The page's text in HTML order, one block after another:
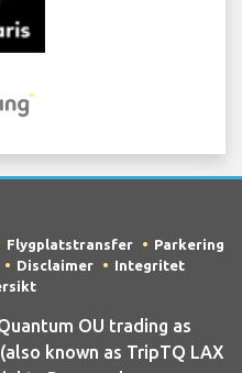
Flygplatstransfer
Parkering
Disclaimer
Integritet
OU trading as
known as TripTQ LAX